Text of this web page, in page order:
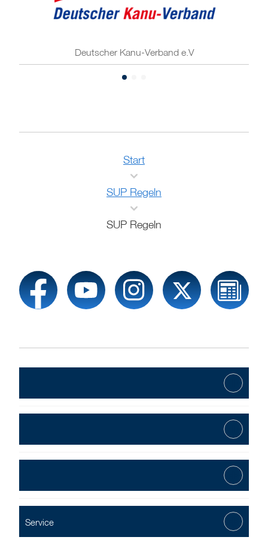
Deutscher Kanu-Verband e.V
Start
SUP Regeln
SUP Regeln
Service